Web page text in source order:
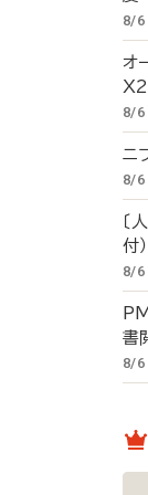
8/6
オ
8/6
ニ
8/6
〔
8/6
書
8/6